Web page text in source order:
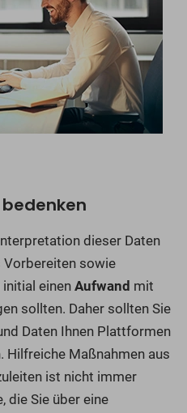
dieser Daten
Vorbereiten sowie
einenAufwand mit
sollten. Daher sollten Sie
Daten Ihnen Plattformen
Hilfreiche Maßnahmen aus
ist nicht immer
die Sie über eine